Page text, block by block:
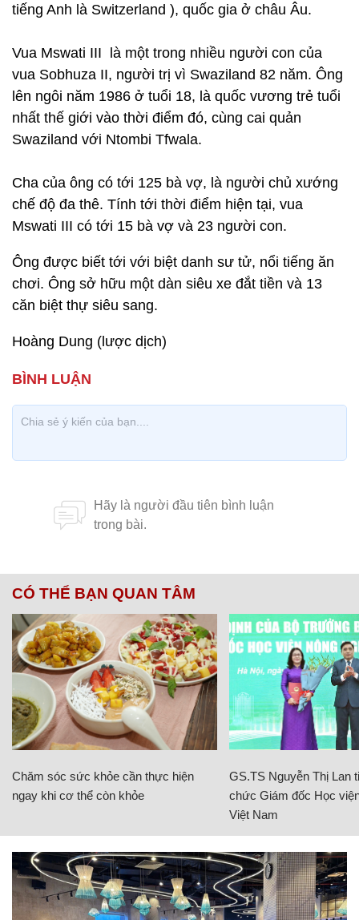
tiếng Anh là Switzerland ), quốc gia ở châu Âu.
Vua Mswati III là một trong nhiều người con của
vua Sobhuza II, người trị vì Swaziland 82 năm. Ông
lên ngôi năm 1986 ở tuổi 18, là quốc vương trẻ tuổi
nhất thế giới vào thời điểm đó, cùng cai quản
Swaziland với Ntombi Tfwala.
Cha của ông có tới 125 bà vợ, là người chủ xướng
chế độ đa thê. Tính tới thời điểm hiện tại, vua
Mswati III có tới 15 bà vợ và 23 người con.
Ông được biết tới với biệt danh sư tử, nổi tiếng ăn
chơi. Ông sở hữu một dàn siêu xe đắt tiền và 13
căn biệt thự siêu sang.
Hoàng Dung (lược dịch)
CÓ THỂ BẠN QUAN TÂM
Chăm sóc sức khỏe cần thực hiện
ngay khi cơ thể còn khỏe
GS.TS Nguyễn Thị Lan
chức Giám đốc Học
Việt Nam